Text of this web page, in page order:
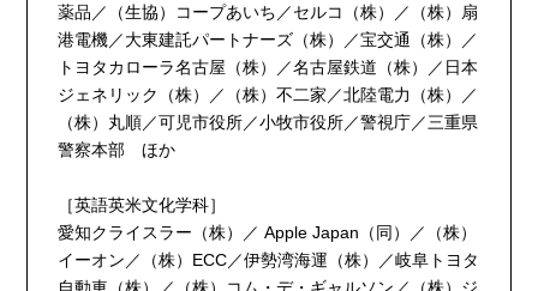
薬品／（生協）コープあいち／セルコ（株）／（株）扇
港電機／大東建託パートナーズ（株）／宝交通（株）／
トヨタカローラ名古屋（株）／名古屋鉄道（株）／日本
ジェネリック（株）／（株）不二家／北陸電力（株）／
（株）丸順／可児市役所／小牧市役所／警視庁／三重県
警察本部 ほか
［英語英米文化学科］
愛知クライスラー（株）／ Apple Japan（同）／（株）
イーオン／（株）ECC／伊勢湾海運（株）／岐阜トヨタ
自動車（株）／（株）コム・デ・ギャルソン／（株）ジ